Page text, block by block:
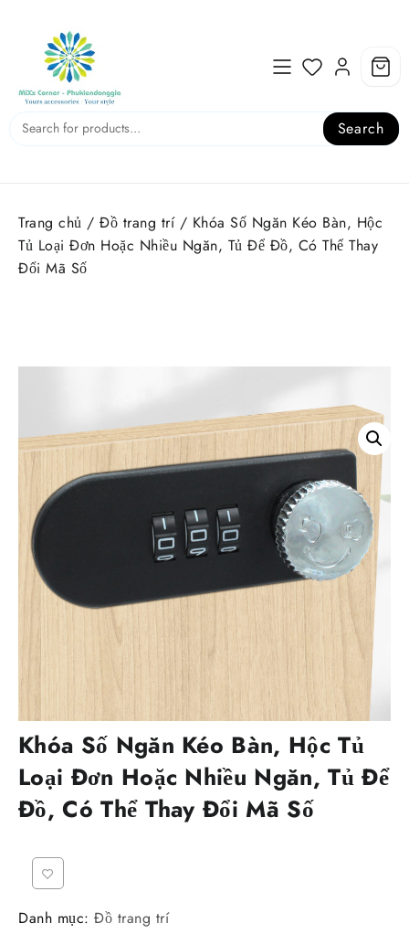
content
Search
Trang chủ / Đồ trang trí/ Khóa Số Ngăn Kéo Bàn, Hộc
Tủ Loại Đơn Hoặc Nhiều Ngăn, Tủ Để Đồ, Có Thể Thay
Đổi Mã Số
Khóa Số Ngăn Kéo Bàn, Hộc Tủ
Loại Đơn Hoặc Nhiều Ngăn, Tủ Để
Đồ, Có Thể Thay Đổi Mã Số
Danh mục: Đồ trang trí